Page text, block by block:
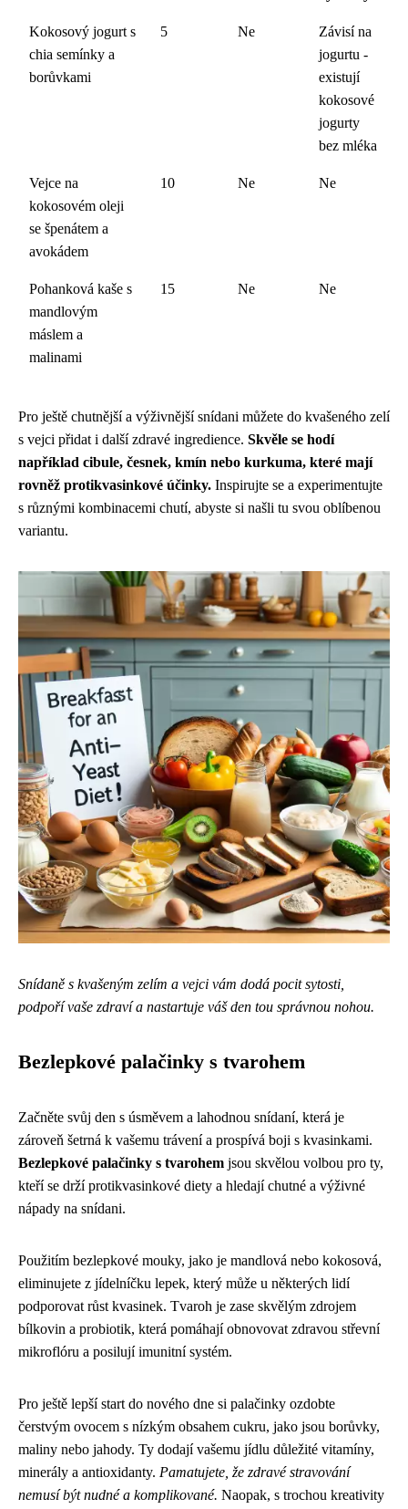
Kokosový jogurt s
chia semínky a
borůvkami
5 Ne
Závisí na
jogurtu -
existují
kokosové
jogurty
bez mléka
Vejce na
kokosovém oleji
se špenátem a
avokádem
10 Ne Ne
Pohanková kaše s
mandlovým
máslem a
malinami
15 Ne Ne
Pro ještě chutnější a výživnější snídani můžete do kvašeného zelí
s vejci přidat i další zdravé ingredience. Skvěle se hodí
například cibule, česnek, kmín nebo kurkuma, které mají
rovněž protikvasinkové účinky. Inspirujte se a experimentujte
s různými kombinacemi chutí, abyste si našli tu svou oblíbenou
variantu.
Snídaně s kvašeným zelím a vejci vám dodá pocit sytosti,
podpoří vaše zdraví a nastartuje váš den tou správnou nohou.
Bezlepkové palačinky s tvarohem
Začněte svůj den s úsměvem a lahodnou snídaní, která je
zároveň šetrná k vašemu trávení a prospívá boji s kvasinkami.
Bezlepkové palačinky s tvarohem jsou skvělou volbou pro ty,
kteří se drží protikvasinkové diety a hledají chutné a výživné
nápady na snídani.
Použitím bezlepkové mouky, jako je mandlová nebo kokosová,
eliminujete z jídelníčku lepek, který může u některých lidí
podporovat růst kvasinek. Tvaroh je zase skvělým zdrojem
bílkovin a probiotik, která pomáhají obnovovat zdravou střevní
mikroflóru a posilují imunitní systém.
Pro ještě lepší start do nového dne si palačinky ozdobte
čerstvým ovocem s nízkým obsahem cukru, jako jsou borůvky,
maliny nebo jahody. Ty dodají vašemu jídlu důležité vitamíny,
minerály a antioxidanty. Pamatujete, že zdravé stravování
nemusí být nudné a komplikované. Naopak, s trochou kreativity